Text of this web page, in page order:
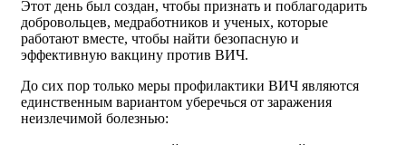
Этот день был создан, чтобы признать и поблагодарить
добровольцев, медработников и ученых, которые
работают вместе, чтобы найти безопасную и
эффективную вакцину против ВИЧ.
До сих пор только меры профилактики ВИЧ являются
единственным вариантом уберечься от заражения
неизлечимой болезнью: